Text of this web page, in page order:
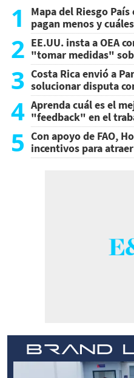
1
Mapa del Riesgo
pagan menos y
2 EE.UU. insta a OEA
"tomar medidas"
3 Costa Rica envió a
solucionar disputa
4 Aprenda cuál es el
"feedback" en el
5 Con apoyo de FAO,
incentivos para